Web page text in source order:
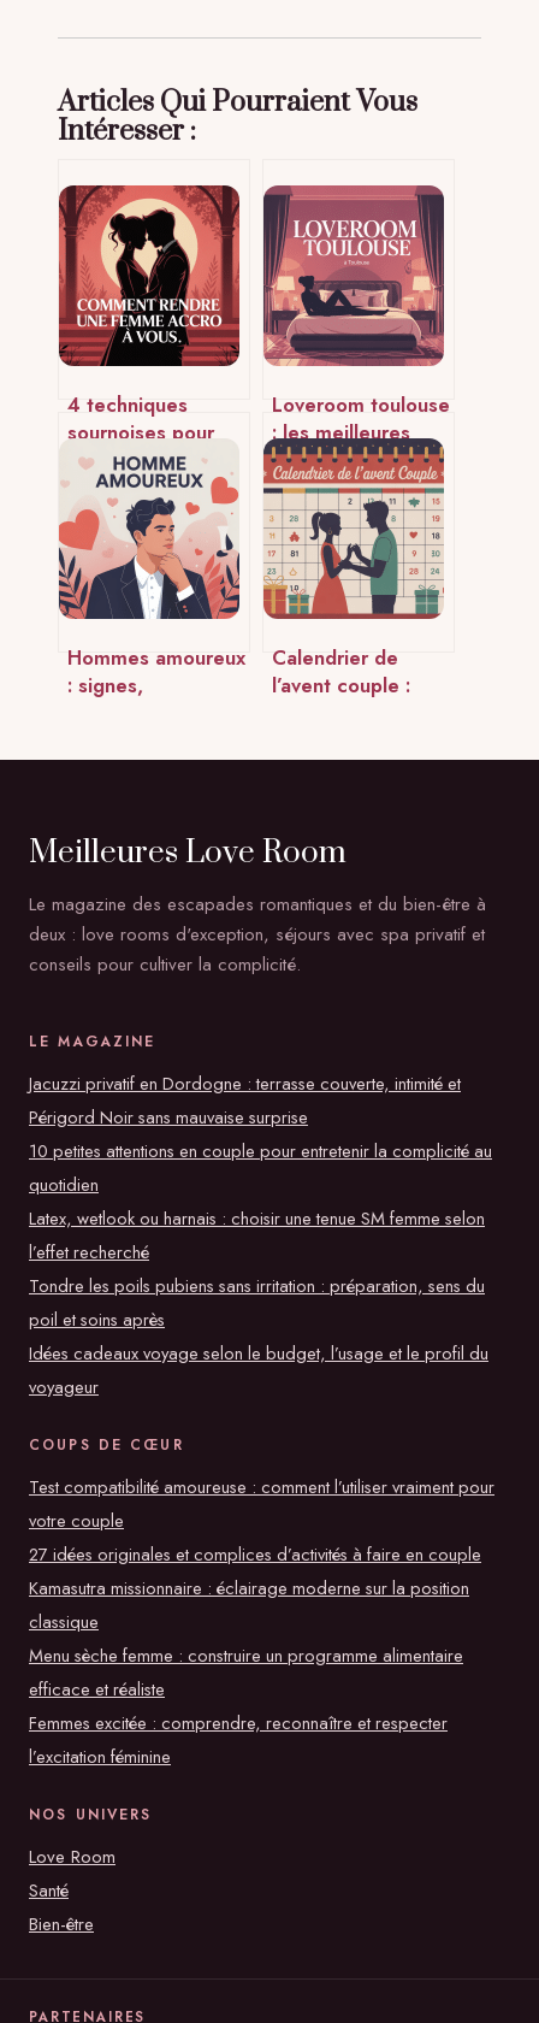
Articles Qui Pourraient Vous
Intéresser :
4 techniques
sournoises pour
rendre une femme
accro à vous
Loveroom toulouse
: les meilleures
adresses pour une
parenthèse
romantique
parfaite
Hommes amoureux
: signes,
ignorer
Calendrier de
l’avent couple :
deux
Meilleures Love Room
Le magazine des escapades romantiques et du bien-être à
deux : love rooms d'exception, séjours avec spa privatif et
conseils pour cultiver la complicité.
LE MAGAZINE
Jacuzzi privatif en Dordogne : terrasse couverte, intimité et
Périgord Noir sans mauvaise surprise
10 petites attentions en couple pour entretenir la complicité au
quotidien
Latex, wetlook ou harnais : choisir une tenue SM femme selon
l’effet recherché
Tondre les poils pubiens sans irritation : préparation, sens du
poil et soins après
Idées cadeaux voyage selon le budget, l’usage et le profil du
voyageur
COUPS DE CŒUR
Test compatibilité amoureuse : comment l’utiliser vraiment pour
votre couple
27 idées originales et complices d’activités à faire en couple
Kamasutra missionnaire : éclairage moderne sur la position
classique
Menu sèche femme : construire un programme alimentaire
efficace et réaliste
Femmes excitée : comprendre, reconnaître et respecter
l’excitation féminine
NOS UNIVERS
Love Room
Santé
Bien-être
PARTENAIRES